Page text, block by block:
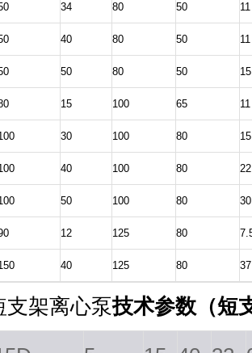
34 80 50 11
40 80 50 11
50 80 50 15
15 100 65 11
30 100 80 15
40 100 80 22
50 100 80 30
12 125 80
40 125 80 37
支架离心泵技术参数（短